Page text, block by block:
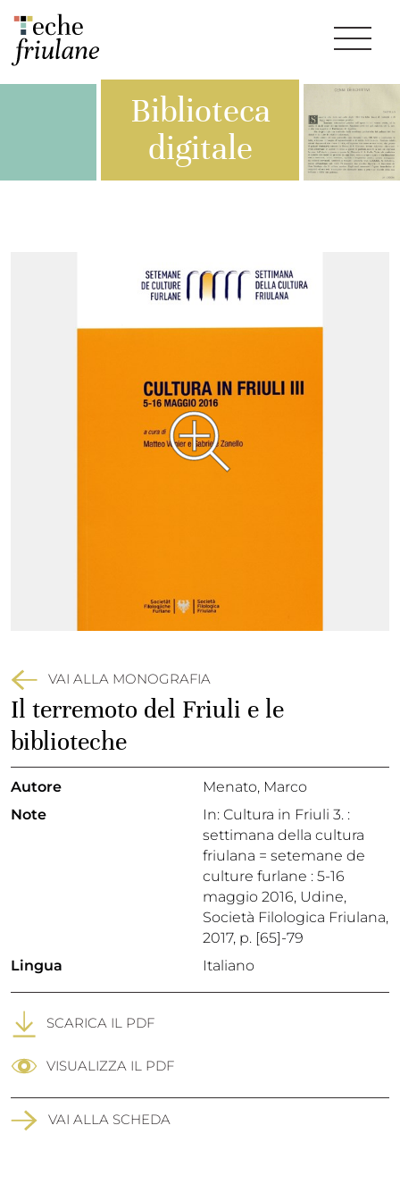
Biblioteca
digitale
VAI ALLA MONOGRAFIA
Il terremoto del Friuli e le
biblioteche
Autore
Menato, Marco
Note
In: Cultura in Friuli 3. :
settimana della cultura
friulana = setemane de
culture furlane : 5-16
maggio 2016, Udine,
Società Filologica Friulana,
2017, p. [65]-79
Lingua
Italiano
SCARICA IL PDF
VISUALIZZA IL PDF
VAI ALLA SCHEDA